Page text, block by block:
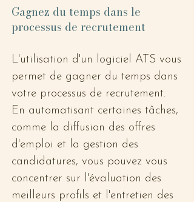
Gagnez du temps dans le
processus de recrutement
L'utilisation d'un logiciel ATS vous
permet de gagner du temps dans
votre processus de recrutement.
En automatisant certaines tâches,
comme la diffusion des offres
d'emploi et la gestion des
candidatures, vous pouvez vous
concentrer sur l'évaluation des
meilleurs profils et l'entretien des